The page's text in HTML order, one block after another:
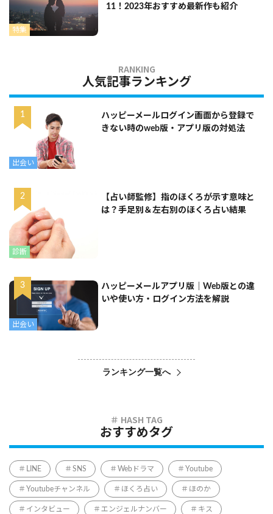
特集
11！2023年おすすめ最新作も紹介
人気記事ランキング
出会い
ハッピーメールログイン画面から登録で
きない時のweb版・アプリ版の対処法
診断
【占い師監修】指のほくろが示す意味と
は？手足別＆左右別のほくろ占い結果
出会い
ハッピーメールアプリ版｜Web版との違
いや使い方・ログイン方法を解説
ランキング一覧へ
おすすめタグ
LINE SNS Webドラマ Youtube
Youtubeチャンネル ほくろ占い ほのか
インタビュー エンジェルナンバー キス